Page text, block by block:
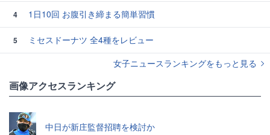
4 1日10回 お腹引き締まる簡単習慣
5
ミセスドーナツ 全4種をレビュー
女子ニュースランキングをもっと見る
画像アクセスランキング
中日が新庄監督招聘を検討か